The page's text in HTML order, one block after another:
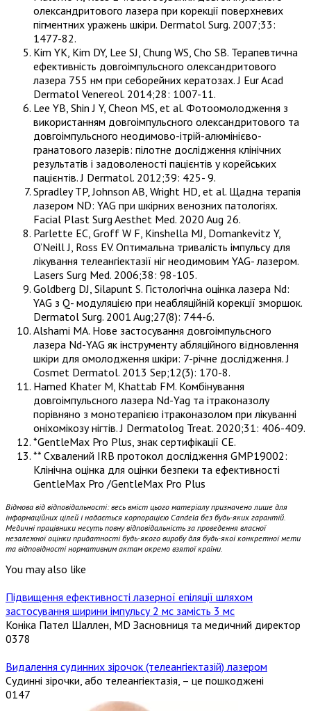
олександритового лазера при корекції поверхневих
пігментних уражень шкіри. Dermatol Surg. 2007;33:
1477-82.
Kim YK, Kim DY, Lee SJ, Chung WS, Cho SB. Терапевтична
ефективність довгоімпульсного олександритового
лазера 755 нм при себорейних кератозах. J Eur Acad
Dermatol Venereol. 2014;28: 1007-11.
Lee YB, Shin J Y, Cheon MS, et al. Фотоомолодження з
використанням довгоімпульсного олександритового та
довгоімпульсного неодимово-ітрій-алюмінієво-
гранатового лазерів: пілотне дослідження клінічних
результатів і задоволеності пацієнтів у корейських
пацієнтів. J Dermatol. 2012;39: 425- 9.
Spradley TP, Johnson AB, Wright HD, et al. Щадна терапія
лазером ND: YAG при шкірних венозних патологіях.
Facial Plast Surg Aesthet Med. 2020 Aug 26.
Parlette EC, Groff W F, Kinshella MJ, Domankevitz Y,
O’Neill J, Ross EV. Оптимальна тривалість імпульсу для
лікування телеангіектазії ніг неодимовим YAG- лазером.
Lasers Surg Med. 2006;38: 98-105.
Goldberg DJ, Silapunt S. Гістологічна оцінка лазера Nd:
YAG з Q- модуляцією при неабляційній корекції зморшок.
Dermatol Surg. 2001 Aug;27(8): 744-6.
Alshami MA. Нове застосування довгоімпульсного
лазера Nd-YAG як інструменту абляційного відновлення
шкіри для омолодження шкіри: 7-річне дослідження. J
Cosmet Dermatol. 2013 Sep;12(3): 170-8.
Hamed Khater M, Khattab FM. Комбінування
довгоімпульсного лазера Nd-Yag та ітраконазолу
порівняно з монотерапією ітраконазолом при лікуванні
оніхомікозу нігтів. J Dermatolog Treat. 2020;31: 406-409.
*GentleMax Pro Plus, знак сертифікації CE.
** Схвалений IRB протокол дослідження GMP19002:
Клінічна оцінка для оцінки безпеки та ефективності
GentleMax Pro /GentleMax Pro Plus
Відмова від відповідальності: весь вміст цього матеріалу призначено лише для
інформаційних цілей і надається корпорацією Candela без будь-яких гарантій.
Медичні працівники несуть повну відповідальність за проведення власної
незалежної оцінки придатності будь-якого виробу для будь-якої конкретної мети
та відповідності нормативним актам окремо взятої країни.
You may also like
Підвищення ефективності лазерної епіляції шляхом
застосування ширини імпульсу 2 мс замість 3 мс
Коніка Пател Шаллен, MD Засновниця та медичний директор
0378
Видалення судинних зірочок (телеангіектазій) лазером
Судинні зірочки, або телеангіектазія, – це пошкоджені
0147